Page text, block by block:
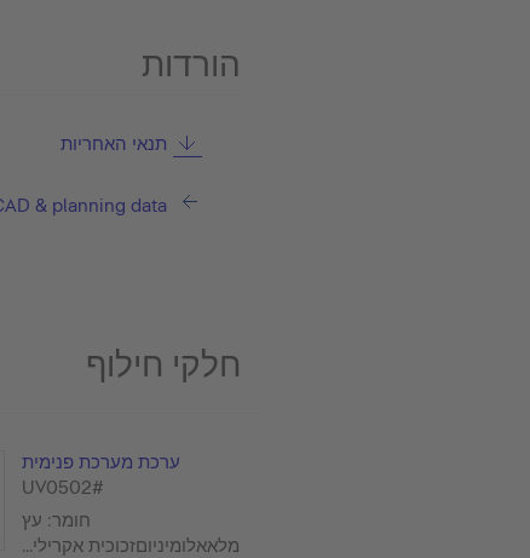
הורדות
תנאי האחריות
& planning data
חלקי חילוף
ערכת מערכת פנימית
#UV0502
חומר: עץ
מלאאלומיניוםזכוכית אקרילי...